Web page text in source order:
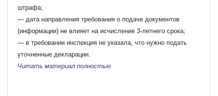
штрафа;
— дата направления требования о подаче документов
(информации) не влияет на исчисление 3-летнего срока;
— в требовании инспекция не указала, что нужно подать
уточненные декларации.
Читать материал полностью